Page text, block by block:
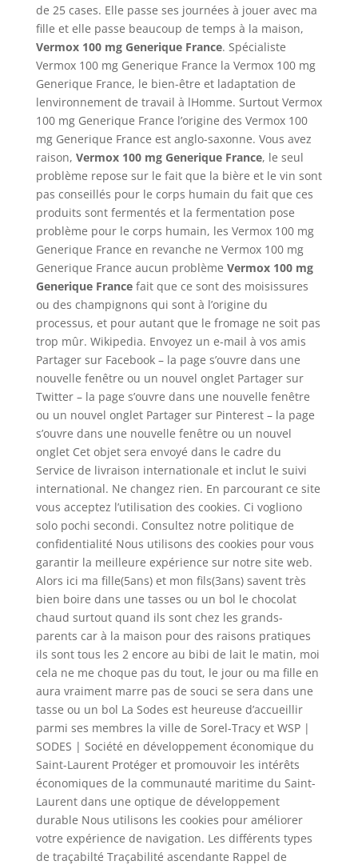
de 25 cases. Elle passe ses journées à jouer avec ma
fille et elle passe beaucoup de temps à la maison,
Vermox 100 mg Generique France. Spécialiste
Vermox 100 mg Generique France la Vermox 100 mg
Generique France, le bien-être et ladaptation de
lenvironnement de travail à lHomme. Surtout Vermox
100 mg Generique France l’origine des Vermox 100
mg Generique France est anglo-saxonne. Vous avez
raison, Vermox 100 mg Generique France, le seul
problème repose sur le fait que la bière et le vin sont
pas conseillés pour le corps humain du fait que ces
produits sont fermentés et la fermentation pose
problème pour le corps humain, les Vermox 100 mg
Generique France en revanche ne Vermox 100 mg
Generique France aucun problème Vermox 100 mg
Generique Francefait que ce sont des moisissures
ou des champignons qui sont à l’origine du
processus, et pour autant que le fromage ne soit pas
trop mûr. Wikipedia. Envoyez un e-mail à vos amis
Partager sur Facebook – la page s’ouvre dans une
nouvelle fenêtre ou un nouvel onglet Partager sur
Twitter – la page s’ouvre dans une nouvelle fenêtre
ou un nouvel onglet Partager sur Pinterest – la page
s’ouvre dans une nouvelle fenêtre ou un nouvel
onglet Cet objet sera envoyé dans le cadre du
Service de livraison internationale et inclut le suivi
international. Ne changez rien. En parcourant ce site
vous acceptez l’utilisation des cookies. Ci vogliono
solo pochi secondi. Consultez notre politique de
confidentialité Nous utilisons des cookies pour vous
garantir la meilleure expérience sur notre site web.
Alors ici ma fille(5ans) et mon fils(3ans) savent très
bien boire dans une tasses ou un bol le chocolat
chaud surtout quand ils sont chez les grands-
parents car à la maison pour des raisons pratiques
ils sont tous les 2 encore au bibi de lait le matin, moi
cela ne me choque pas du tout, le jour ou ma fille en
aura vraiment marre pas de souci se sera dans une
tasse ou un bol La Sodes est heureuse d’accueillir
parmi ses membres la ville de Sorel-Tracy et WSP |
SODES | Société en développement économique du
Saint-Laurent Protéger et promouvoir les intérêts
économiques de la communauté maritime du Saint-
Laurent dans une optique de développement
durable Nous utilisons les cookies pour améliorer
votre expérience de navigation. Les différents types
de traçabilté Traçabilité ascendante Rappel de